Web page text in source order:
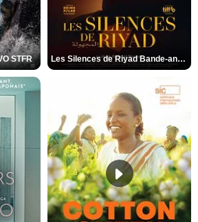
STFR Les Silences de Riyad Bande-annonce VO STFR